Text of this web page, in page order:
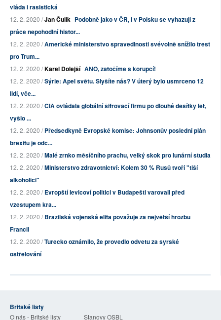
vláda i rasistická
12. 2. 2020 /Jan Čulík Podobně jako v ČR, i v Polsku se vyhazují z
práce nepohodlní histor...
12. 2. 2020 /Americké ministerstvo spravedlnosti svévolně snížilo trest
pro Trum...
12. 2. 2020 /Karel Dolejší ANO, zatočíme s korupcí!
12. 2. 2020 /Sýrie: Apel světu. Slyšíte nás? V úterý bylo usmrceno 12
lidí, vče...
12. 2. 2020 /CIA ovládala globální šifrovací firmu po dlouhé desítky let,
vyšlo ...
12. 2. 2020 /Předsedkyně Evropské komise: Johnsonův poslední plán
brexitu je odc...
12. 2. 2020 /Malé zrnko měsíčního prachu, velký skok pro lunární studia
12. 2. 2020 /Ministerstvo zdravotnictví: Kolem 30 % Rusů tvoří "tiší
alkoholici"
12. 2. 2020 /Evropští levicoví politici v Budapešti varovali před
vzestupem kra...
12. 2. 2020 /Brazilská vojenská elita považuje za největší hrozbu
Francii
12. 2. 2020 /Turecko oznámilo, že provedlo odvetu za syrské
ostřelování
Britské listy
O nás - Britské listy Stanovy OSBL